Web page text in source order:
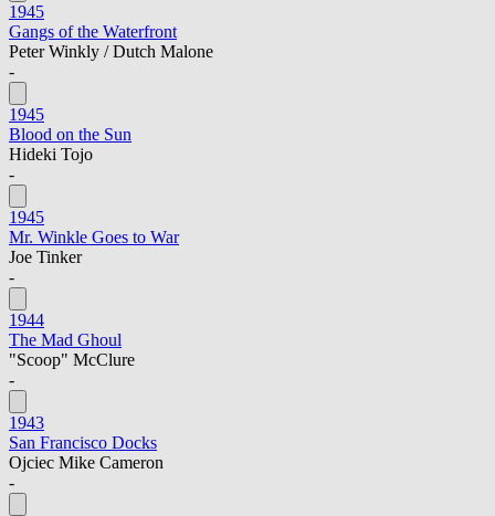
1945
Gangs of the Waterfront
Peter Winkly / Dutch Malone
-
1945
Blood on the Sun
Hideki Tojo
-
1945
Mr. Winkle Goes to War
Joe Tinker
-
1944
The Mad Ghoul
"Scoop" McClure
-
1943
San Francisco Docks
Ojciec Mike Cameron
-